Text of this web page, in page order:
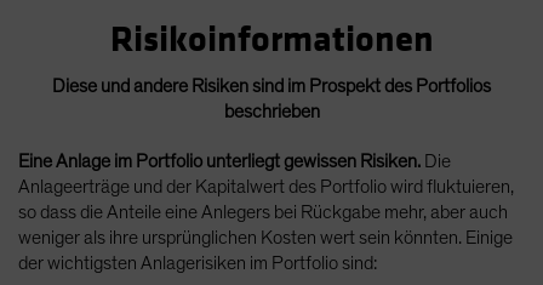
Risikoinformationen
Diese und andere Risiken sind im Prospekt des Portfolios
beschrieben
Eine Anlage im Portfolio unterliegt gewissen Risiken. Die
Anlageerträge und der Kapitalwert des Portfolio wird fluktuieren,
so dass die Anteile eine Anlegers bei Rückgabe mehr, aber auch
weniger als ihre ursprünglichen Kosten wert sein könnten. Einige
der wichtigsten Anlagerisiken im Portfolio sind: